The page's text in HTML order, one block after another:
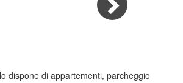
dispone di appartementi, parcheggio